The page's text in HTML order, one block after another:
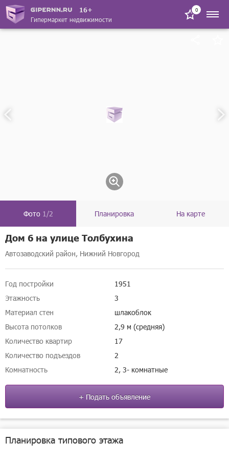
16+
Гипермаркет недвижимости
0
Фото 1/2 Планировка На карте
Дом 6 на улице Толбухина
Автозаводский район, Нижний Новгород
Год постройки
1951
Этажность
3
Материал стен
шлакоблок
Высота потолков
2,9 м (средняя)
Количество квартир
17
Количество подъездов
2
Комнатность
2, 3- комнатные
+ Подать объявление
Планировка типового этажа